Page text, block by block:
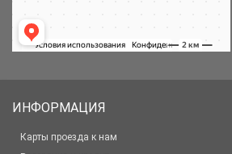
ИНФОРМАЦИЯ
Карты проезда к нам